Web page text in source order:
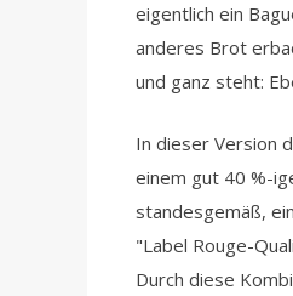
eigentlich ein
anderes Brot
und ganz steht:
In dieser Version
einem gut 40 %-
standesgemäß,
"Label Rouge-
Durch diese